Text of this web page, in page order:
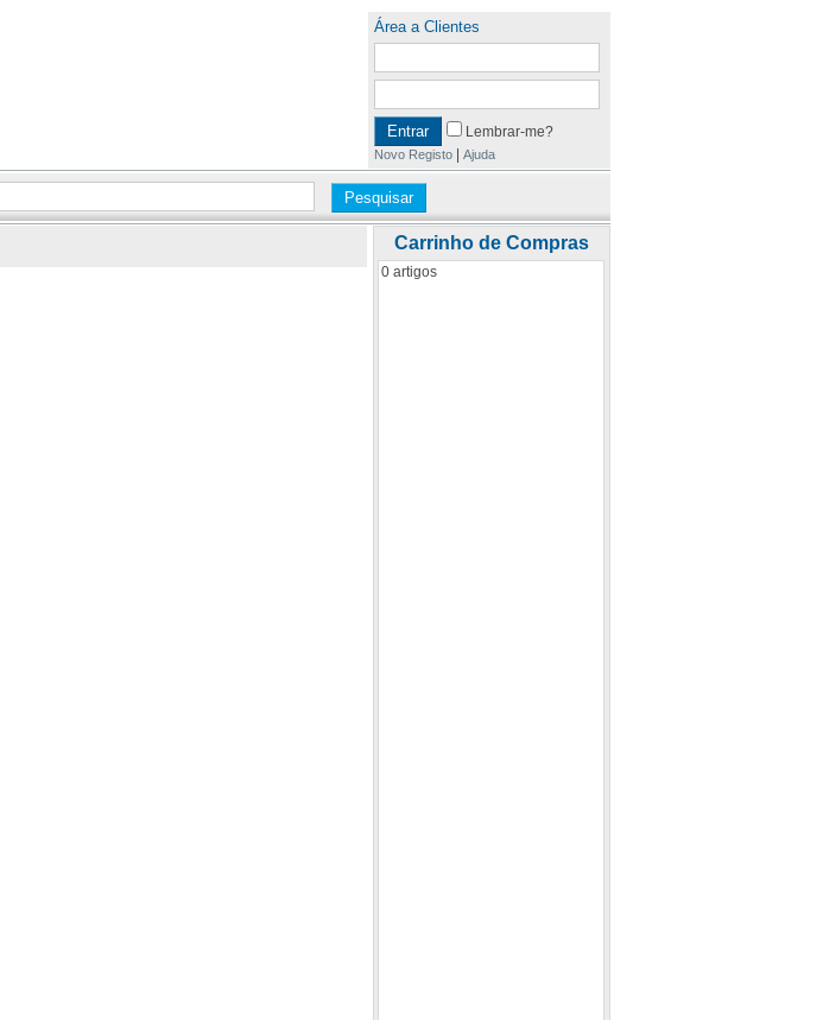
Área a Clientes
Lembrar-me?
Novo Registo| Ajuda
Carrinho de Compras
0 artigos